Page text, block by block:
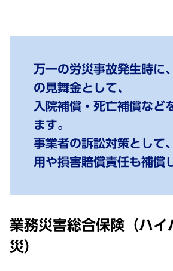
万一の労災事故発生時に
の見舞金として、
入院補償・死亡補償など
ます。
事業者の訴訟対策として
用や損害賠償責任も補償
業務災害総合保険（ハイ
災）